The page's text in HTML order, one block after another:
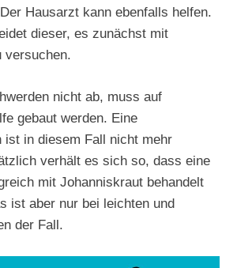
Hausarzt kann ebenfalls helfen.
dieser, es zunächst mit
versuchen.
nicht ab, muss auf
gebaut werden. Eine
ist in diesem Fall nicht mehr
verhält es sich so, dass eine
mit Johanniskraut behandelt
ist aber nur bei leichten und
der Fall.